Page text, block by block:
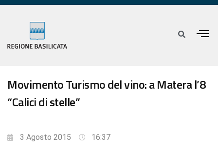
Movimento Turismo del vino: a Matera l’8
“Calici di stelle”
3 Agosto 2015 16:37